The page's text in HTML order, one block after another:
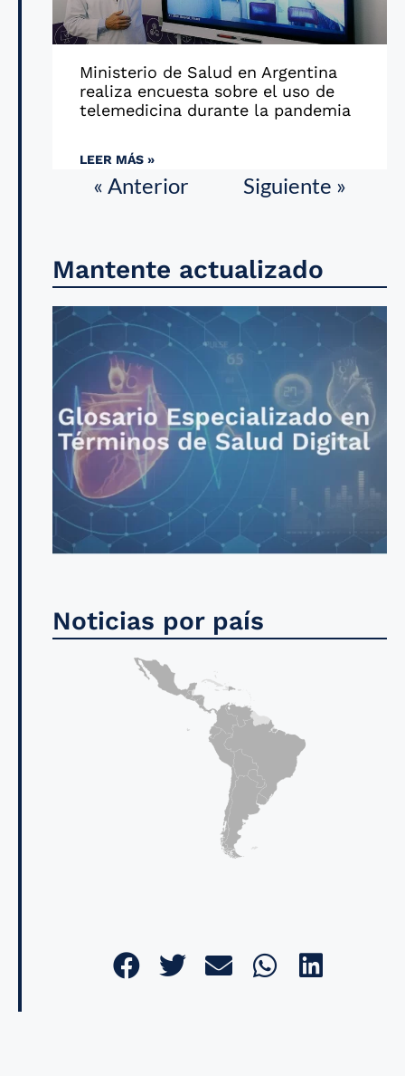
Ministerio de Salud en Argentina
realiza encuesta sobre el uso de
telemedicina durante la pandemia
LEER MÁS »
« Anterior Siguiente »
Mantente actualizado
Noticias por país